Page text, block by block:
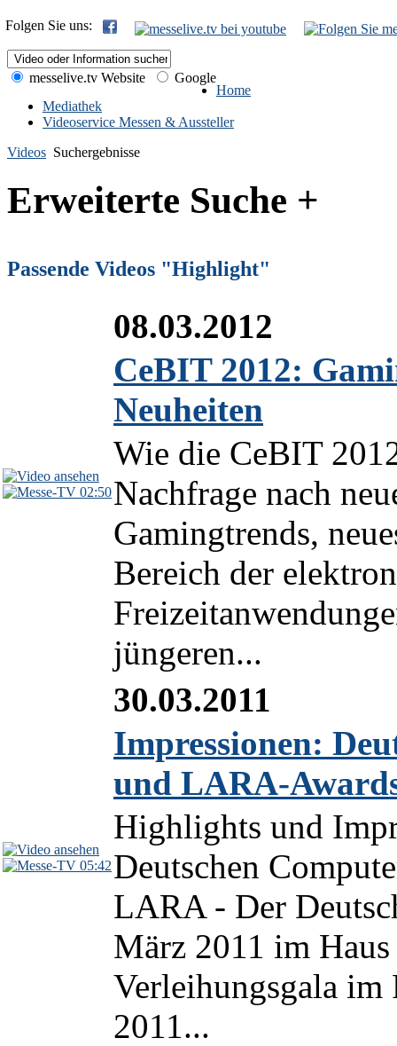
Folgen Sie uns:
messelive.tv Website
Google
Home
Mediathek
Videoservice Messen & Aussteller
Videos Suchergebnisse
Erweiterte Suche +
Passende Videos "Highlight"
02:50
08.03.2012
CeBIT 2012:
Neuheiten
Wie die CeBIT
Nachfrage nach
Gamingtrends,
Bereich der
jüngeren...
05:42
30.03.2011
Impressionen:
und LARA-
Highlights und
Deutschen
LARA - Der
März 2011 im
Verleihungsgala
2011...